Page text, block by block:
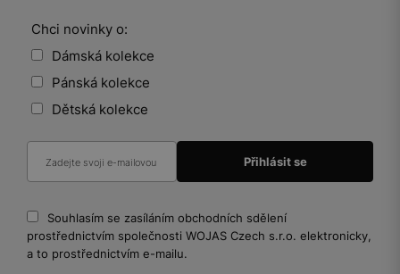
Chci novinky o:
Dámská kolekce
Pánská kolekce
Dětská kolekce
Souhlasím se zasíláním obchodních sdělení
prostřednictvím společnosti WOJAS Czech s.r.o. elektronicky,
a to prostřednictvím e-mailu.